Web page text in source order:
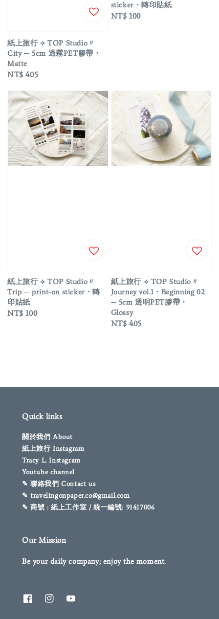
紙上旅行 ⟡ TOP Studio〃
City ─ 5cm 透霧PET膠帶・
Matte
Regular
NT$ 405
sticker・轉印貼紙
Regular
NT$ 100
紙上旅行 ⟡ TOP Studio〃
Trip ─ print-on sticker・轉
印貼紙
Regular
NT$ 100
紙上旅行 ⟡ TOP Studio〃
Journey vol.1・Beginning 02
─ 5cm 透明PET膠帶・
Glossy
Regular
NT$ 405
Quick links
關於我們 About
紙上旅行 Instagram
Tracy L. Instagram
Youtube channel
✎ 聯絡我們 Contact us
✎ travelingonpaper.co@gmail.com
✎ 商號 : 紙上工作室 / 統一編號: 91417006
Our Mission
Be your daily company; enjoy the moment.